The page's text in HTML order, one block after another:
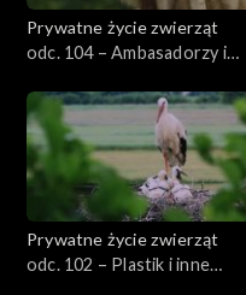
Prywatne życie zwierząt
odc. 104 – Ambasadorzy i
Prywatne życie zwierząt
odc. 102 – Plastik i inne